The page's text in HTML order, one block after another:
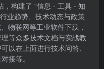
构建了 “信息 - 工具 - 知
业趋势、技术动态与政策
物联网等工业软件下载，
等众多技术文档与实战教
以在上面进行技术问答、
接等。